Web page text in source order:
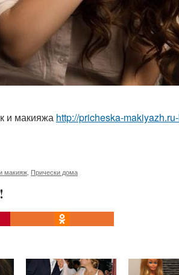
и макияжа http://pricheska-
макияж Прически дома